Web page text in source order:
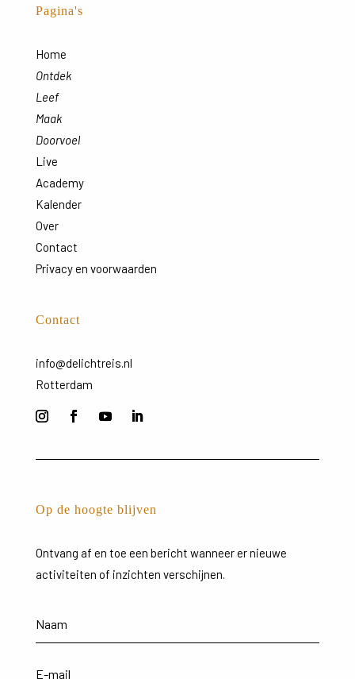
Pagina's
Home
Ontdek
Leef
Maak
Doorvoel
Live
Academy
Kalender
Over
Contact
Privacy en voorwaarden
Contact
info@delichtreis.nl
Rotterdam
Op de hoogte blijven
Ontvang af en toe een bericht wanneerernieuwe
activiteiten of inzichten verschijnen.